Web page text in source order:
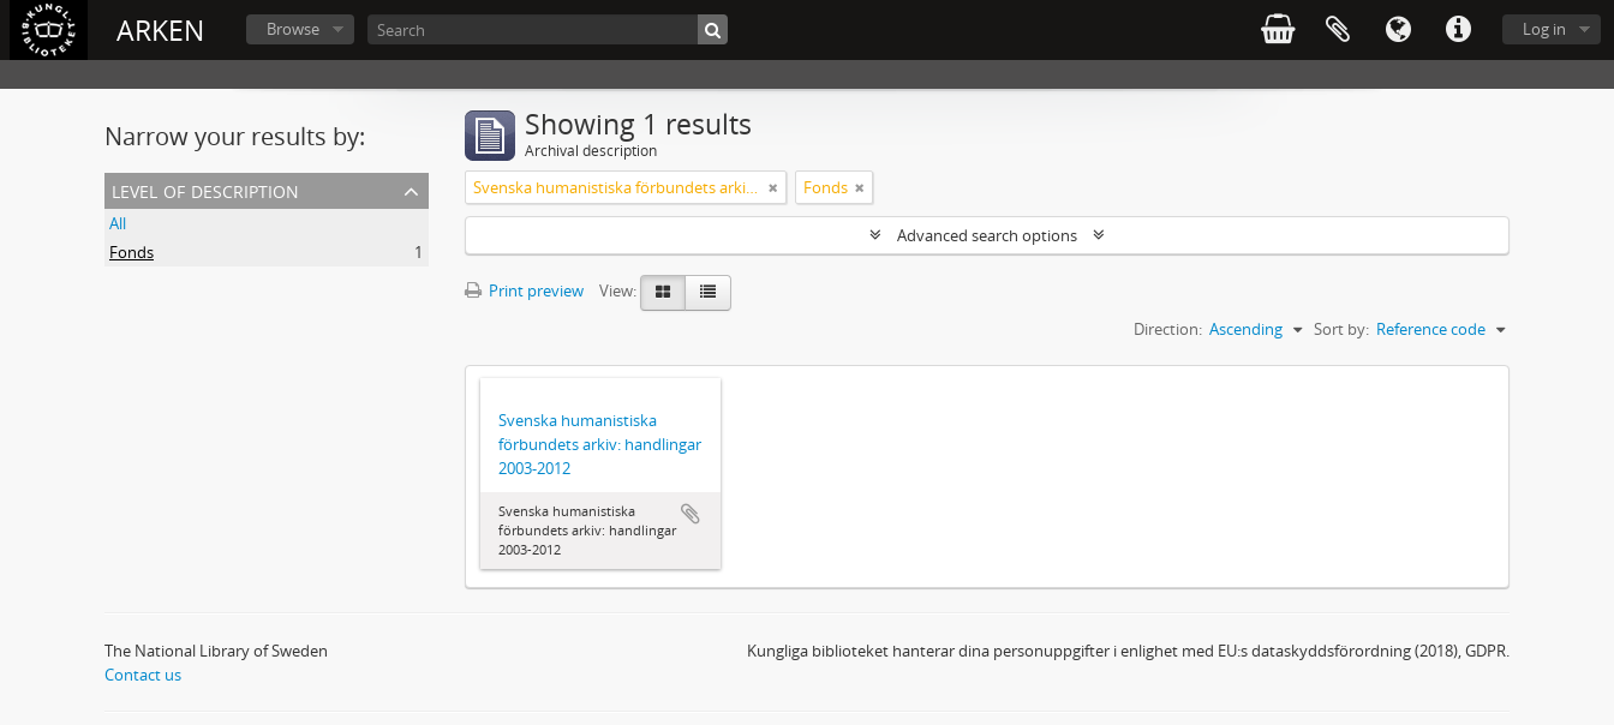
ARKEN Log in
Browse
Narrow your results by:
level of description
All
Fonds
1
Showing 1 results
Archival description
Svenska humanistiska förbundets arkiv: handlingar 2003-2012 Fonds
Advanced search options
Print preview
View:
Sort by: Reference code
Direction: Ascending
Svenska humanistiska
förbundets arkiv: handlingar
2003-2012
Svenska humanistiska
förbundets arkiv: handlingar
2003-2012
The National Library of Sweden
Contact us
Kungliga biblioteket hanterar dina personuppgifter i enlighet med EU:s dataskyddsförordning (2018), GDPR.